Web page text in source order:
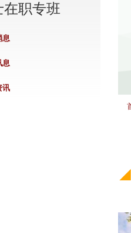
在职专班
息
息
讯